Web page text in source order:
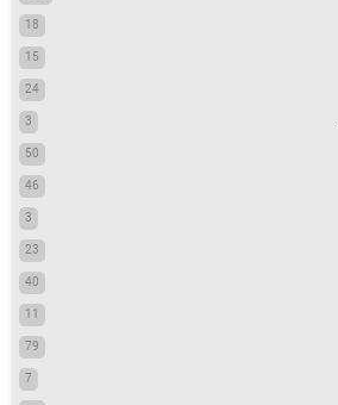
18
15
24
3
50
46
3
23
40
11
79
7